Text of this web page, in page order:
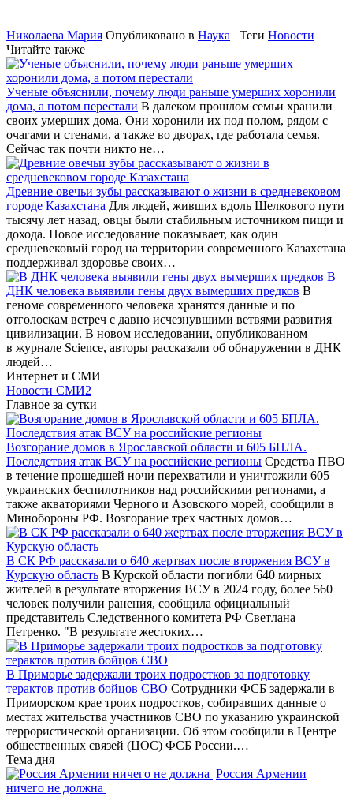
Николаева Мария Опубликовано в Наука Теги Новости
Читайте также
Ученые объяснили, почему люди раньше умерших хоронили
дома, а потом перестали В далеком прошлом семьи хранили
своих умерших дома. Они хоронили их под полом, рядом с
очагами и стенами, а также во дворах, где работала семья.
Сейчас так почти никто не…
Древние овечьи зубы рассказывают о жизни в средневековом
городе Казахстана Для людей, живших вдоль Шелкового пути
тысячу лет назад, овцы были стабильным источником пищи и
дохода. Новое исследование показывает, как один
средневековый город на территории современного Казахстана
поддерживал здоровье своих…
В
ДНК человека выявили гены двух вымерших предков В
геноме современного человека хранятся данные и по
отголоскам встреч с давно исчезнувшими ветвями развития
цивилизации. В новом исследовании, опубликованном
в журнале Science, авторы рассказали об обнаружении в ДНК
людей…
Интернет и СМИ
Новости СМИ2
Главное за сутки
Возгорание домов в Ярославской области и 605 БПЛА.
Последствия атак ВСУ на российские регионы Средства ПВО
в течение прошедшей ночи перехватили и уничтожили 605
украинских беспилотников над российскими регионами, а
также акваториями Черного и Азовского морей, сообщили в
Минобороны РФ. Возгорание трех частных домов…
В СК РФ рассказали о 640 жертвах после вторжения ВСУ в
Курскую область В Курской области погибли 640 мирных
жителей в результате вторжения ВСУ в 2024 году, более 560
человек получили ранения, сообщила официальный
представитель Следственного комитета РФ Светлана
Петренко. "В результате жестоких…
В Приморье задержали троих подростков за подготовку
терактов против бойцов СВО Сотрудники ФСБ задержали в
Приморском крае троих подростков, собиравших данные о
местах жительства участников СВО по указанию украинской
террористической организации. Об этом сообщили в Центре
общественных связей (ЦОС) ФСБ России.…
Тема дня
Россия Армении
ничего не должна